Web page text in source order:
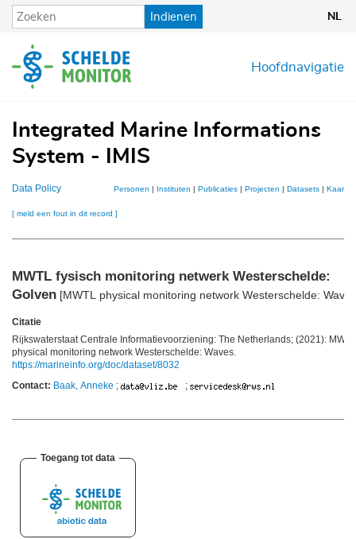
Overslaan
en
de
inhoud
Indienen NL
Hoofdnavigatie
Integrated Marine Informations
System - IMIS
Data Policy Personen | Instituten | Publicaties| Projecten | Datasets| Kaarten
[ meld een fout in dit record ]
MWTL fysisch monitoring netwerk Westerschelde:
Golven [MWTL physical monitoring network Westerschelde:
Citatie
Rijkswaterstaat Centrale Informatievoorziening: The Netherlands; (2021): MWTL
physical monitoring network Westerschelde: Waves.
https://marineinfo.org/doc/dataset/8032
Contact: Baak, Anneke ; ;
Toegang tot data